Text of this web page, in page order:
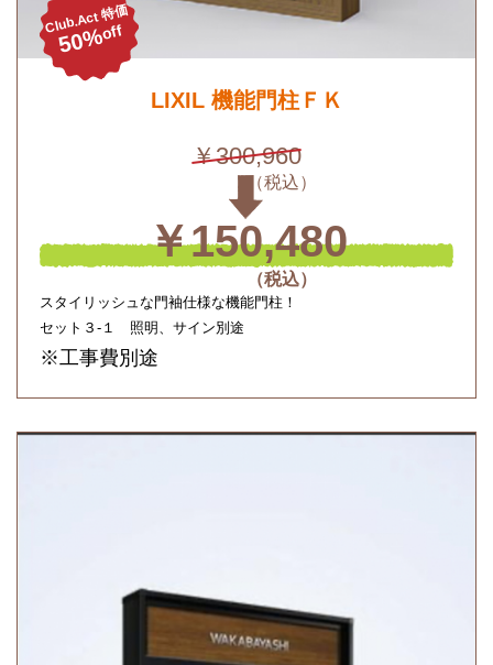
Club.Act 特価
50%off
LIXIL 機能門柱ＦＫ
￥300,960
￥150,480
スタイリッシュな門袖仕様な機能門柱！
セット３-１ 照明、サイン別途
※工事費別途